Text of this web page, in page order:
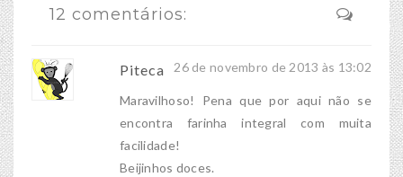
12 comentários:
Piteca 26 de novembro de 2013 às 13:02
Maravilhoso! Pena que por aqui não se
encontra farinha integral com muita
facilidade!
Beijinhos doces.